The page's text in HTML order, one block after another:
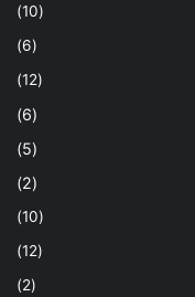
(10)
(6)
(12)
(6)
(5)
(2)
(10)
(12)
(2)